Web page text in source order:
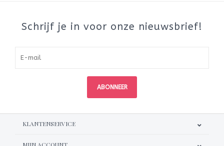
Schrijf je in voor onze nieuwsbrief!
ABONNEER
KLANTENSERVICE